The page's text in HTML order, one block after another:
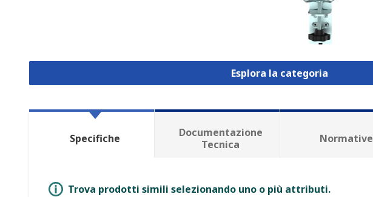
Esplora la categoria
Specifiche
Documentazione
Tecnica
Normative
Trova prodotti simili selezionando uno o più attributi.